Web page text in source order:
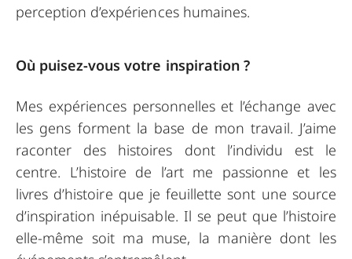
perception d’expériences humaines.
Où puisez-vous votre inspiration ?
Mes expériences personnelles et l’échange avec
les gens forment la base de mon travail. J’aime
raconter des histoires dont l’individu est le
centre. L’histoire de l’art me passionne et les
livres d’histoire que je feuillette sont une source
d’inspiration inépuisable. Il se peut que l’histoire
elle-même soit ma muse, la manière dont les